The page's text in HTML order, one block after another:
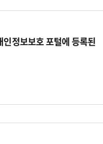
정보보호 포털에 등록된